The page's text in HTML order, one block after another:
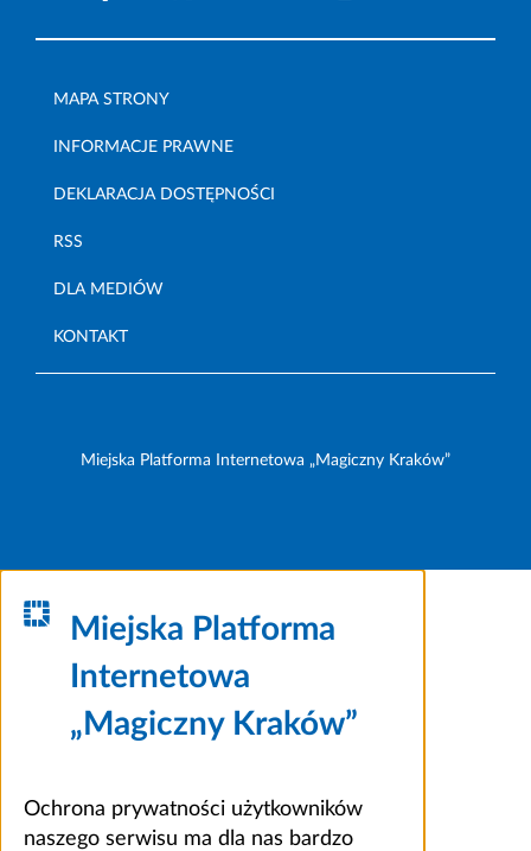
MAPA STRONY
INFORMACJE PRAWNE
DEKLARACJA DOSTĘPNOŚCI
RSS
DLA MEDIÓW
KONTAKT
Miejska Platforma Internetowa „Magiczny Kraków”
Miejska Platforma
Internetowa
„Magiczny Kraków”
Ochrona prywatności użytkowników
naszego serwisu ma dla nas bardzo